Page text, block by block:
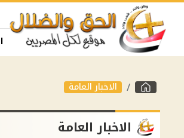
الاخبار العامة
الاخبار العامة